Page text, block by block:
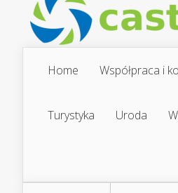
Home Współpraca i
Turystyka Uroda